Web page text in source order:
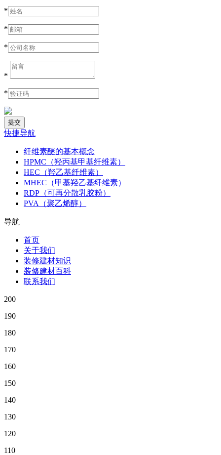
*
*
*
*
*
快捷导航
纤维素醚的基本概念
HPMC（羟丙基甲基纤维素）
HEC（羟乙基纤维素）
MHEC（甲基羟乙基纤维素）
RDP（可再分散乳胶粉）
PVA（聚乙烯醇）
导航
首页
关于我们
装修建材知识
装修建材百科
联系我们
200
190
180
170
160
150
140
130
120
110